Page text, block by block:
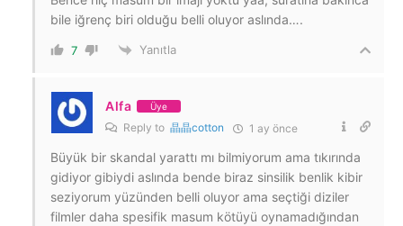
bile iğrenç biri olduğu belli oluyor aslında….
7 Yanıtla
Alfa Üye
Reply to 晶晶cotton 1 ay önce
Büyük bir skandal yarattı mı bilmiyorum ama tıkırında
gidiyor gibiydi aslında bende biraz sinsilik benlik kibir
seziyorum yüzünden belli oluyor ama seçtiği diziler
filmler daha spesifik masum kötüyü oynamadığından